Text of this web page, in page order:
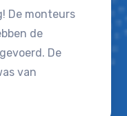
De monteurs
de
De
van